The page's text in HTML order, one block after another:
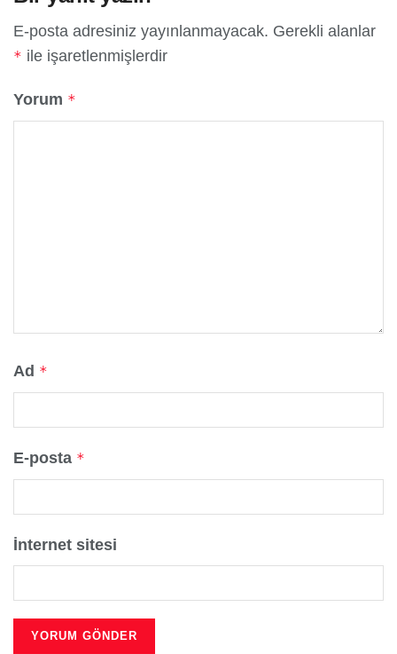
E-posta adresiniz yayınlanmayacak. Gerekli alanlar
* ile işaretlenmişlerdir
Yorum *
Ad *
E-posta *
İnternet sitesi